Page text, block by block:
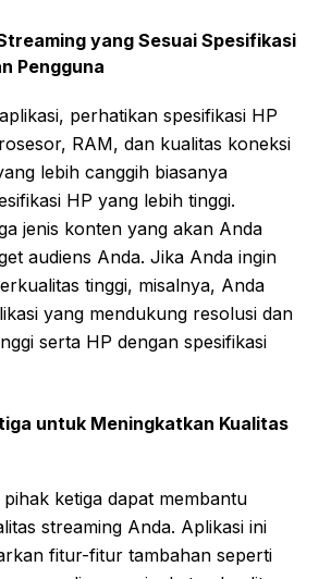
yang Sesuai Spesifikasi
Pengguna
perhatikan spesifikasi HP
RAM, dan kualitas koneksi
lebih canggih biasanya
HP yang lebih tinggi.
jenis konten yang akan Anda
audiens Anda. Jika Anda ingin
tinggi, misalnya, Anda
yang mendukung resolusi dan
serta HP dengan spesifikasi
untuk Meningkatkan Kualitas
ketiga dapat membantu
streaming Anda. Aplikasi ini
fitur-fitur tambahan seperti